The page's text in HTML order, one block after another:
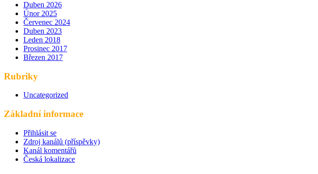
Duben 2026
Únor 2025
Červenec 2024
Duben 2023
Leden 2018
Prosinec 2017
Březen 2017
Rubriky
Uncategorized
Základní informace
Přihlásit se
Zdroj kanálů (příspěvky)
Kanál komentářů
Česká lokalizace